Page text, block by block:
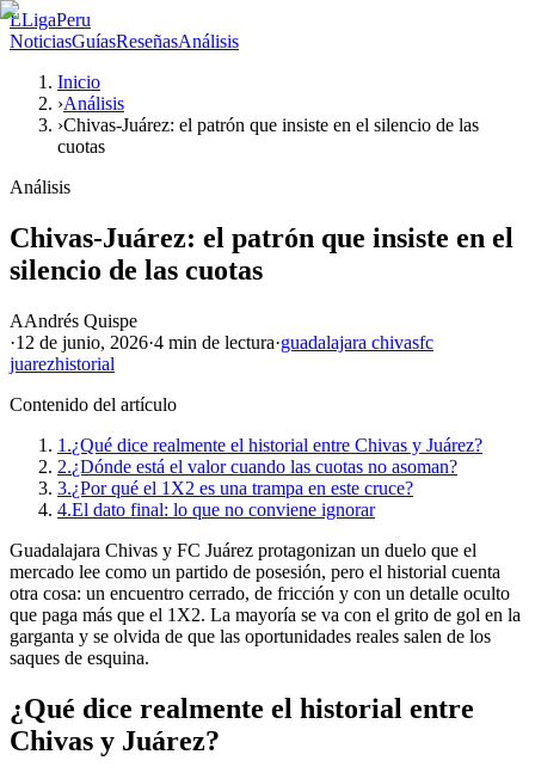
LLigaPeru
NoticiasGuíasReseñasAnálisis
Inicio
›Análisis
›Chivas-Juárez: el patrón que insiste en el silencio de las
cuotas
Análisis
Chivas-Juárez: el patrón que insiste en el
silencio de las cuotas
AAndrés Quispe
·12 de junio, 2026·4 min de lectura·guadalajara chivasfc
juarezhistorial
Contenido del artículo
1.¿Qué dice realmente el historial entre Chivas y Juárez?
2.¿Dónde está el valor cuando las cuotas no asoman?
3.¿Por qué el 1X2 es una trampa en este cruce?
4.El dato final: lo que no conviene ignorar
Guadalajara Chivas y FC Juárez protagonizan un duelo que el
mercado lee como un partido de posesión, pero el historial cuenta
otra cosa: un encuentro cerrado, de fricción y con un detalle oculto
que paga más que el 1X2. La mayoría se va con el grito de gol en la
garganta y se olvida de que las oportunidades reales salen de los
saques de esquina.
¿Qué dice realmente el historial entre
Chivas y Juárez?